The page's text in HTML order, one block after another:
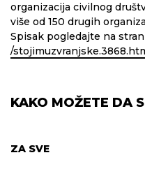
organizacija civilnog
više od 150 drugih
Spisak pogledajte na
/
KAKO MOŽETE DA
ZA SVE